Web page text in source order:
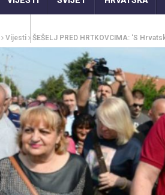
Vijesti ŠEŠELJ PRED HRTKOVCIMA: ‘S